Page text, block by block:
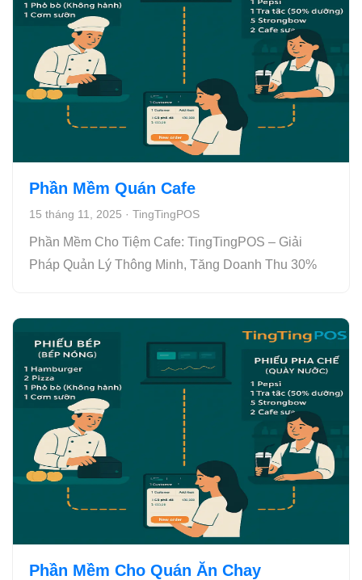
Phần Mềm Quán Cafe
15 tháng 11, 2025 · TingTingPOS
Phần Mềm Cho Tiệm Cafe: TingTingPOS – Giải
Pháp Quản Lý Thông Minh, Tăng Doanh Thu 30%
Phần Mềm Cho Quán Ăn Chay